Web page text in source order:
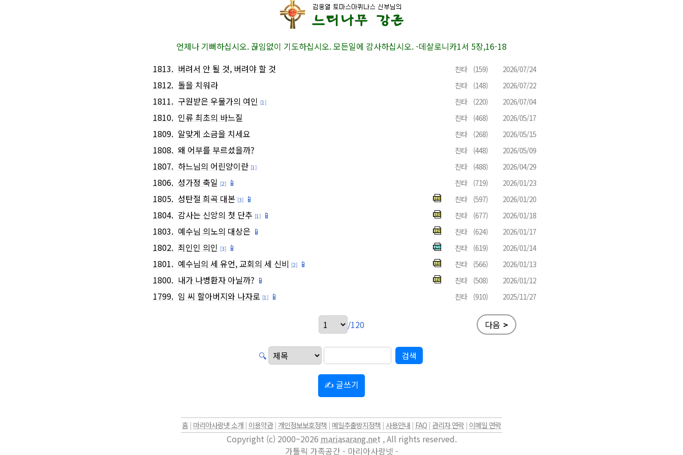
언제나 기뻐하십시오. 끊임없이 기도하십시오. 모든일에 감사하십시오. -데살로니카1서 5장,16-18
1813. 버려서 안 될 것, 버려야 할 것 친타 (159) 2026/07/24
1812. 돌을 치워라 친타 (148) 2026/07/22
1811. 구원받은 우물가의 여인 [1] 친타 (220) 2026/07/04
1810. 인류 최초의 바느질 친타 (468) 2026/05/17
1809. 알맞게 소금을 치세요 친타 (268) 2026/05/15
1808. 왜 어부를 부르셨을까? 친타 (448) 2026/05/09
1807. 하느님의 어린양이란 [1] 친타 (488) 2026/04/29
1806. 성가정 축일 [2] 📱 친타 (719) 2026/01/23
1805. 성탄절 희곡 대본 [3] 📱 친타 (597) 2026/01/20
1804. 감사는 신앙의 첫 단추 [1] 📱 친타 (677) 2026/01/18
1803. 예수님 의노의 대상은 📱 친타 (624) 2026/01/17
1802. 죄인인 의인 [3] 📱 친타 (619) 2026/01/14
1801. 예수님의 세 유언, 교회의 세 신비 [2] 📱 친타 (566) 2026/01/13
1800. 내가 나병환자 아닐까? 📱 친타 (508) 2026/01/12
1799. 임 씨 할아버지와 나자로 [1] 📱 친타 (910) 2025/11/27
/120 다음 >
🔍
✍ 글쓰기
홈 | 마리아사랑넷 소개 | 이용약관 | 개인정보보호정책 | 메일추출방지정책 | 사용안내 | FAQ | 관리자 연락 | 이메일 연락
Copyright (c) 2000~2026 mariasarang.net , All rights reserved.
가톨릭 가족공간 - 마리아사랑넷 -